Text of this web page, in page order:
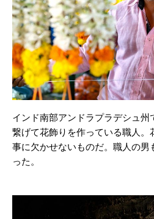
インド南部アンドラプラデシュ
繋げて花飾りを作っている職人。
事に欠かせないものだ。職人の
った。